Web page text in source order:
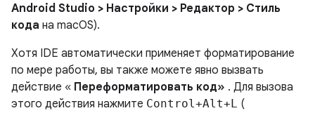
Android Studio > Настройки > Редактор > Стиль
кода на macOS).
Хотя IDE автоматически применяет форматирование
по мере работы, вы также можете явно вызвать
действие « Переформатировать код» . Для вызова
этого действия нажмите Control+Alt+L (